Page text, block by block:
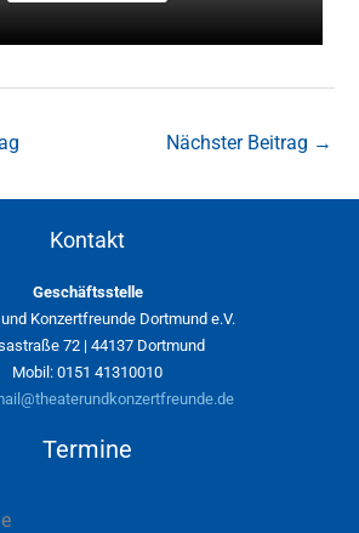
Nächster Beitrag →
Kontakt
Geschäftsstelle
Konzertfreunde Dortmund e.V.
72 | 44137 Dortmund
Mobil: 0151 41310010
Termine